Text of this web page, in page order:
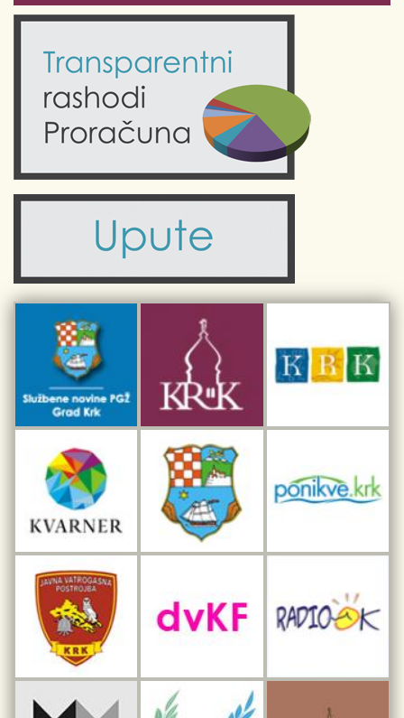
Odluke Grada Krka (Službene novine PGŽ)
Obrazovanje
Komunalne usluge
Civilni sektor (arhiva udruga)
Sport i rekreacija
Krk 360° VR panorama
Krk uživo
Fotogalerije
Kalendar događanja
Turistička zajednica otoka Krka
Kulturno-turistička ruta Putovima Frankopana
Dar iz Krka
Interpretacijski centar pomorske baštine